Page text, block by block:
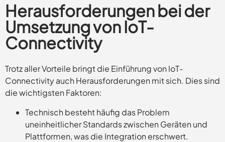
Herausforderungen bei der
Umsetzung von IoT-
Connectivity
Trotz aller Vorteile bringt die Einführung von IoT-
Connectivity auch Herausforderungen mit sich. Dies sind
die wichtigsten Faktoren:
Technisch besteht häufig das Problem
uneinheitlicher Standards zwischen Geräten und
Plattformen, was die Integration erschwert.